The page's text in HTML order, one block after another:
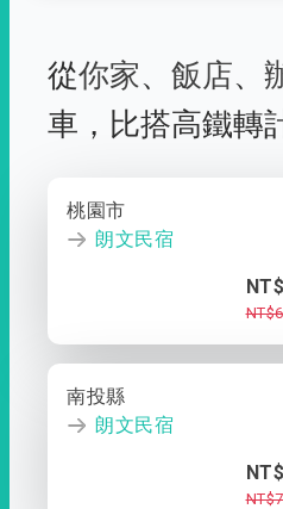
從你家、 飯店、
車， 比搭高鐵轉
桃園市
朗文民宿
南投縣
朗文民宿